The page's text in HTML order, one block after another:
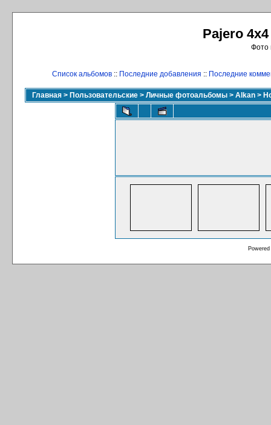
Pajero
Фото
Список альбомов :: Последние добавления :: Последние
Главная > Пользовательские > Личные фотоальбомы > Alkan >